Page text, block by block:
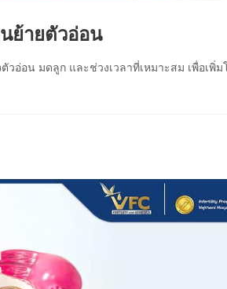
ย้ายตัวอ่อน
อ่อน มดลูก และช่วงเวลาที่เหมาะสม เพื่อเพิ่ม